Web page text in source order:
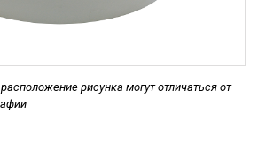
рисунка могут отличаться от